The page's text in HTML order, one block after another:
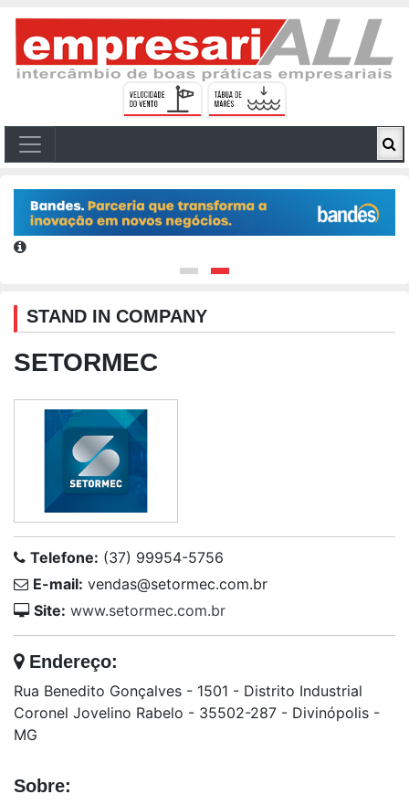
STAND IN COMPANY
SETORMEC
Telefone: (37) 99954-5756
E-mail: vendas@setormec.com.br
Site: www.setormec.com.br
Endereço:
Rua Benedito Gonçalves - 1501 - Distrito Industrial
Coronel Jovelino Rabelo - 35502-287 - Divinópolis -
MG
Sobre: